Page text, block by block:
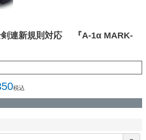
剣連新規則対応 『A-1α MARK-
税込